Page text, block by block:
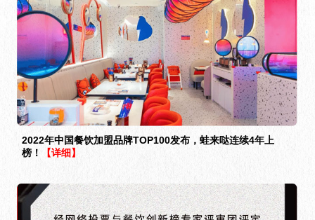
2022年中国餐饮加盟品牌TOP100发布，蛙来哒连续4年上
榜！
【详细】